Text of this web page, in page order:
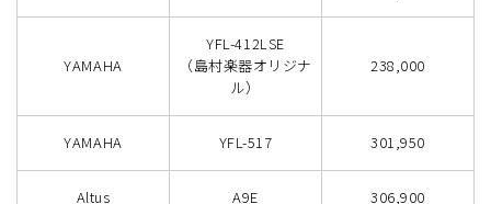
YAMAHA
YFL-412LSE
（島村楽器オリジナ
ル）
238,000
YAMAHA YFL-517 301,950
Altus A9E 306,900